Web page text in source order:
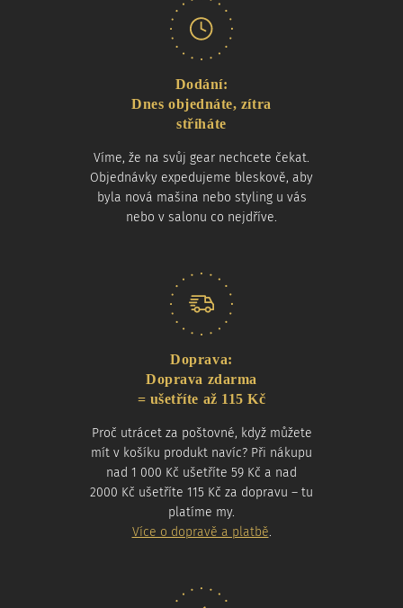
Dodání:
Dnes objednáte, zítra
stříháte
Víme, že na svůj gear nechcete čekat.
Objednávky expedujeme bleskově, aby
byla nová mašina nebo styling u vás
nebo v salonu co nejdříve.
Doprava:
Doprava zdarma
= ušetříte až 115 Kč
Proč utrácet za poštovné, když můžete
mít v košíku produkt navíc? Při nákupu
nad 1 000 Kč ušetříte 59 Kč a nad
2000 Kč ušetříte 115 Kč za dopravu – tu
platíme my.
Více o dopravě a platbě.